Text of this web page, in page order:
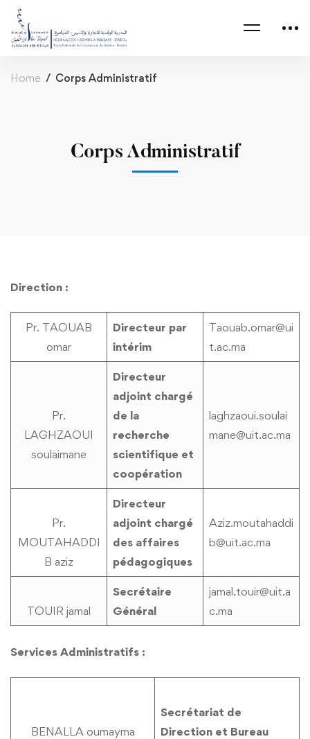
Home Corps Administratif
Corps Administratif
Corps
Administratif
Direction :
Pr. TAOUAB
omar
Directeur par
intérim
Taouab.omar@ui
t.ac.ma
Pr.
LAGHZAOUI
soulaimane
Directeur
adjoint chargé
de la
recherche
scientifique et
coopération
laghzaoui.soulai
mane@uit.ac.ma
Pr.
MOUTAHADDI
B aziz
Directeur
adjoint chargé
des affaires
pédagogiques
Aziz.moutahaddi
b@uit.ac.ma
TOUIR jamal
Secrétaire
Général
jamal.touir@uit.a
c.ma
Services Administratifs :
BENALLA oumayma
Secrétariat de
Direction et Bureau